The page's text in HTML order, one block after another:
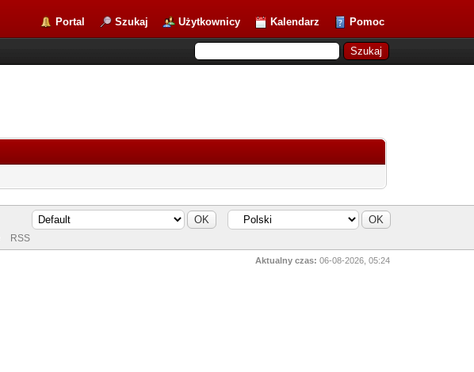
Portal Szukaj Użytkownicy Kalendarz Pomoc
RSS
Aktualny czas: 06-08-2026, 05:24